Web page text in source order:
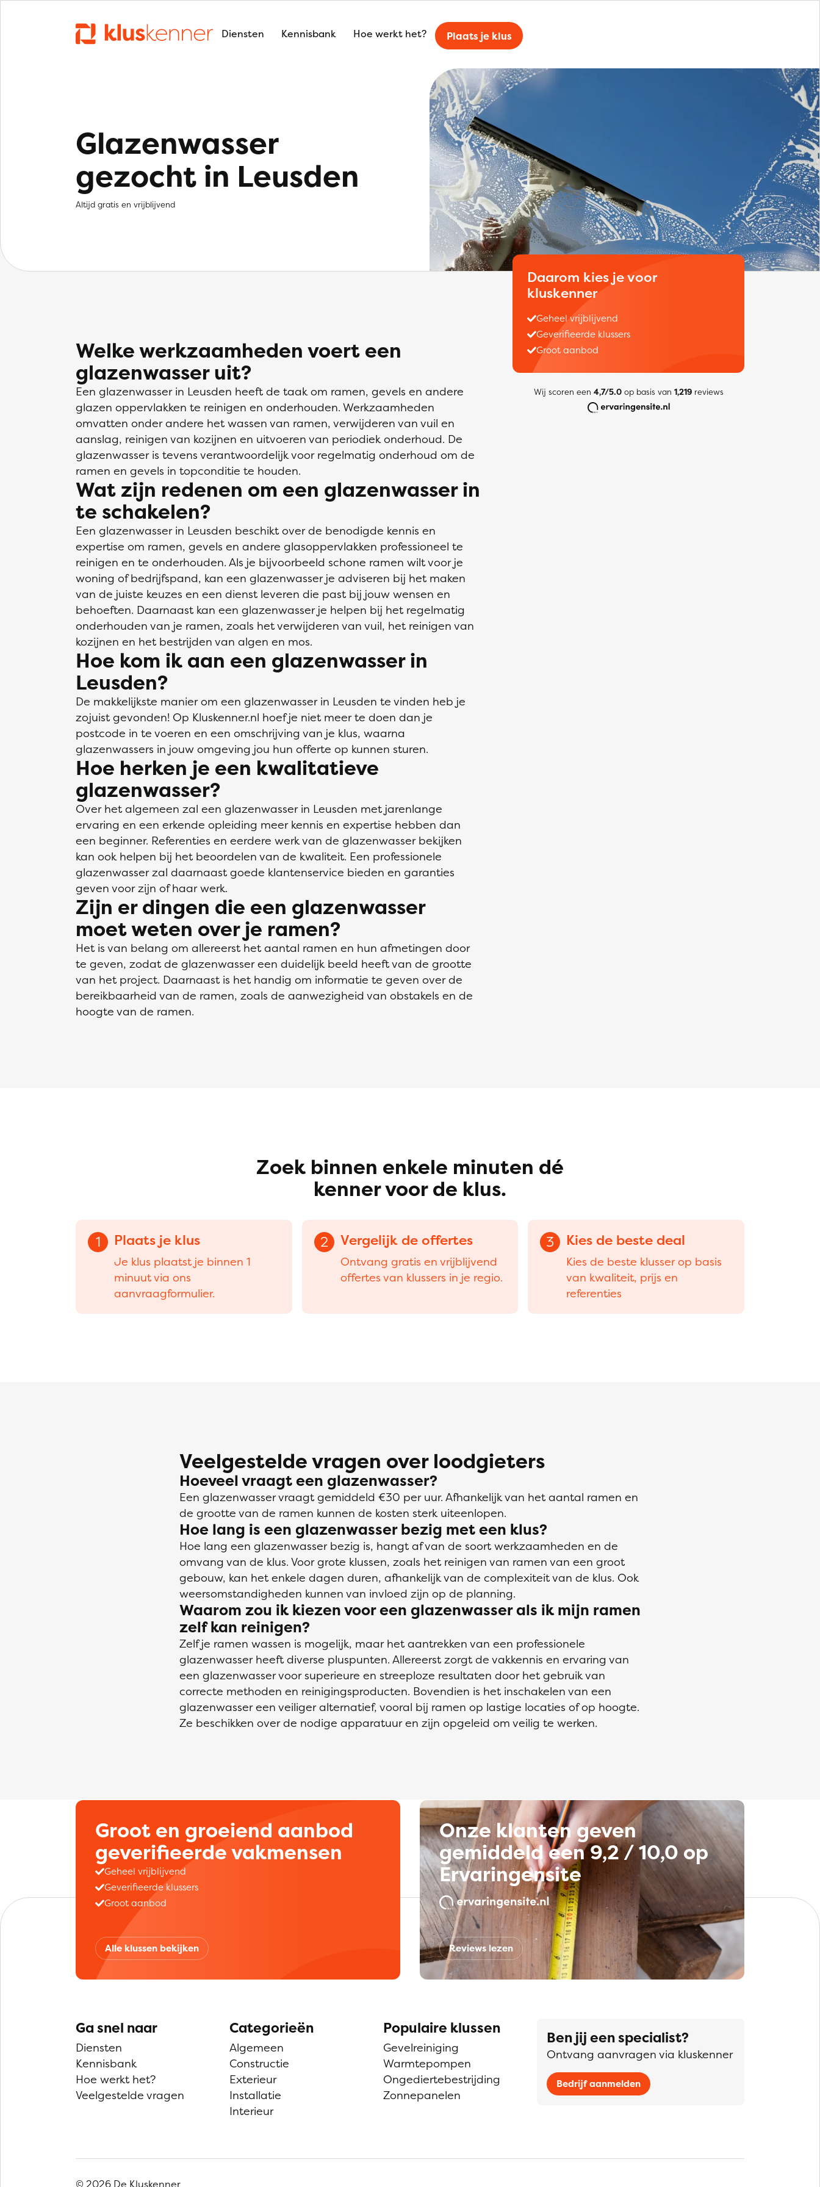
Diensten Kennisbank Hoe werkt het? Plaats je klus
Glazenwasser
gezocht in Leusden
Altijd gratis en vrijblijvend
Welke werkzaamheden voert een
glazenwasser uit?
Een glazenwasser in Leusden heeft de taak om ramen, gevels en andere
glazen oppervlakken te reinigen en onderhouden. Werkzaamheden
omvatten onder andere het wassen van ramen, verwijderen van vuil en
aanslag, reinigen van kozijnen en uitvoeren van periodiek onderhoud. De
glazenwasser is tevens verantwoordelijk voor regelmatig onderhoud om de
ramen en gevels in topconditie te houden.
Wat zijn redenen om een glazenwasser in
te schakelen?
Een glazenwasser in Leusden beschikt over de benodigde kennis en
expertise om ramen, gevels en andere glasoppervlakken professioneel te
reinigen en te onderhouden. Als je bijvoorbeeld schone ramen wilt voor je
woning of bedrijfspand, kan een glazenwasser je adviseren bij het maken
van de juiste keuzes en een dienst leveren die past bij jouw wensen en
behoeften. Daarnaast kan een glazenwasser je helpen bij het regelmatig
onderhouden van je ramen, zoals het verwijderen van vuil, het reinigen van
kozijnen en het bestrijden van algen en mos.
Hoe kom ik aan een glazenwasser in
Leusden?
De makkelijkste manier om een glazenwasser in Leusden te vinden heb je
zojuist gevonden! Op Kluskenner.nl hoef je niet meer te doen dan je
postcode in te voeren en een omschrijving van je klus, waarna
glazenwassers in jouw omgeving jou hun offerte op kunnen sturen.
Hoe herken je een kwalitatieve
glazenwasser?
Over het algemeen zal een glazenwasser in Leusden met jarenlange
ervaring en een erkende opleiding meer kennis en expertise hebben dan
een beginner. Referenties en eerdere werk van de glazenwasser bekijken
kan ook helpen bij het beoordelen van de kwaliteit. Een professionele
glazenwasser zal daarnaast goede klantenservice bieden en garanties
geven voor zijn of haar werk.
Zijn er dingen die een glazenwasser
moet weten over je ramen?
Het is van belang om allereerst het aantal ramen en hun afmetingen door
te geven, zodat de glazenwasser een duidelijk beeld heeft van de grootte
van het project. Daarnaast is het handig om informatie te geven over de
bereikbaarheid van de ramen, zoals de aanwezigheid van obstakels en de
hoogte van de ramen.
Daarom kies je voor
kluskenner
Geheel vrijblijvend
Geverifieerde klussers
Groot aanbod
Wij scoren een 4,7/5.0op basis van 1,219reviews
Zoek binnen enkele minuten dé
kenner voor de klus.
1 Plaats je klus
Je klus plaatst je binnen 1
minuut via ons
aanvraagformulier.
2 Vergelijk de offertes
Ontvang gratis en vrijblijvend
offertes van klussers in je regio.
3 Kies de beste deal
Kies de beste klusser op basis
van kwaliteit, prijs en
referenties
Veelgestelde vragen over loodgieters
Hoeveel vraagt een glazenwasser?
Een glazenwasser vraagt gemiddeld €30 per uur. Afhankelijk van het aantal ramen en
de grootte van de ramen kunnen de kosten sterk uiteenlopen.
Hoe lang is een glazenwasser bezig met een klus?
Hoe lang een glazenwasser bezig is, hangt af van de soort werkzaamheden en de
omvang van de klus. Voor grote klussen, zoals het reinigen van ramen van een groot
gebouw, kan het enkele dagen duren, afhankelijk van de complexiteit van de klus. Ook
weersomstandigheden kunnen van invloed zijn op de planning.
Waarom zou ik kiezen voor een glazenwasser als ik mijn ramen
zelf kan reinigen?
Zelf je ramen wassen is mogelijk, maar het aantrekken van een professionele
glazenwasser heeft diverse pluspunten. Allereerst zorgt de vakkennis en ervaring van
een glazenwasser voor superieure en streeploze resultaten door het gebruik van
correcte methoden en reinigingsproducten. Bovendien is het inschakelen van een
glazenwasser een veiliger alternatief, vooral bij ramen op lastige locaties of op hoogte.
Ze beschikken over de nodige apparatuur en zijn opgeleid om veilig te werken.
Groot en groeiend aanbod
geverifieerde vakmensen
Geheel vrijblijvend
Geverifieerde klussers
Groot aanbod
Alle klussen bekijken
Onze klanten geven
gemiddeld een 9,2 / 10,0 op
Ervaringensite
Reviews lezen
Ga snel naar
Diensten
Kennisbank
Hoe werkt het?
Veelgestelde vragen
Categorieën
Algemeen
Constructie
Exterieur
Installatie
Interieur
Populaire klussen
Gevelreiniging
Warmtepompen
Ongediertebestrijding
Zonnepanelen
Ben jij een specialist?
Ontvang aanvragen via kluskenner
Bedrijf aanmelden
© 2026 De Kluskenner